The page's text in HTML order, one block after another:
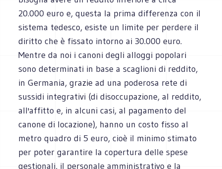
20.000 euro e, questa la prima differenza con il
sistema tedesco, esiste un limite per perdere il
diritto che è fissato intorno ai 30.000 euro.
Mentre da noi i canoni degli alloggi popolari
sono determinati in base a scaglioni di reddito,
in Germania, grazie ad una poderosa rete di
sussidi integrativi (di disoccupazione, al reddito,
all'affitto e, in alcuni casi, al pagamento del
canone di locazione), hanno un costo fisso al
metro quadro di 5 euro, cioè il minimo stimato
per poter garantire la copertura delle spese
gestionali, il personale amministrativo e la